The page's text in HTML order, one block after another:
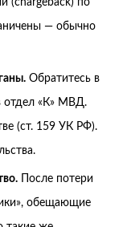
(chargeback) по
— обычно
Обратитесь в
отдел «К» МВД.
(ст. 159 УК РФ).
После потери
обещающие